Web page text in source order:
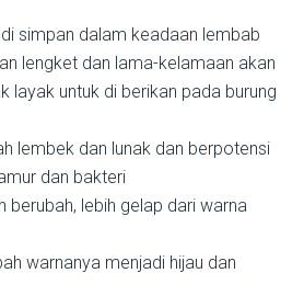
simpan dalam keadaan lembab
lengket dan lama-kelamaan akan
layak untuk di berikan pada burung
lembek dan lunak dan berpotensi
dan bakteri
berubah, lebih gelap dari warna
warnanya menjadi hijau dan